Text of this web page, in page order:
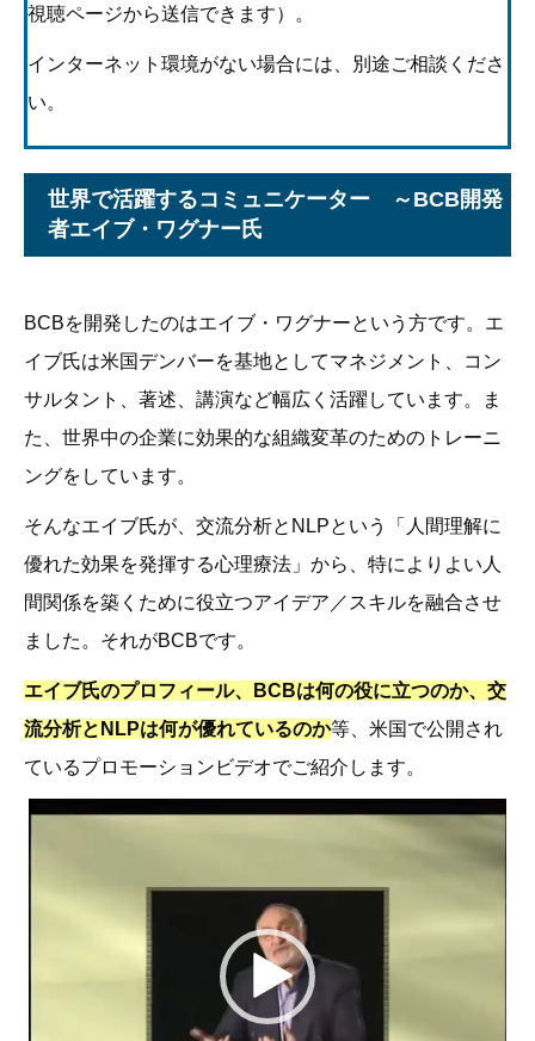
視聴ページから送信できます）。
インターネット環境がない場合には、別途ご相談くださ
い。
世界で活躍するコミュニケーター ～BCB開発
者エイブ・ワグナー氏
BCBを開発したのはエイブ・ワグナーという方です。エ
イブ氏は米国デンバーを基地としてマネジメント、コン
サルタント、著述、講演など幅広く活躍しています。ま
た、世界中の企業に効果的な組織変革のためのトレーニ
ングをしています。
そんなエイブ氏が、交流分析とNLPという「人間理解に
優れた効果を発揮する心理療法」から、特によりよい人
間関係を築くために役立つアイデア／スキルを融合させ
ました。それがBCBです。
エイブ氏のプロフィール、BCBは何の役に立つのか、交
流分析とNLPは何が優れているのか等、米国で公開され
ているプロモーションビデオでご紹介します。
動